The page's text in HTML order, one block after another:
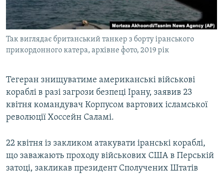
СПЕЦПРОЄКТИ
ПОДКАСТИ
КРИМ РЕАЛІЇ
УКР
КТАТ
Так виглядає британський танкер з борту іранського
прикордонного катера, архівне фото, 2019 рік
Тегеран знищуватиме американські військові
кораблі в разі загрози безпеці Ірану, заявив 23
квітня командувач Корпусом вартових ісламської
революції Хоссейн Саламі.
22 квітня із закликом атакувати іранські кораблі,
що заважають проходу військових США в Перській
затоці, закликав президент Сполучених Штатів